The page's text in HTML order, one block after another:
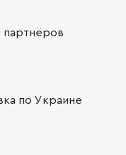
партнёров
по Украине